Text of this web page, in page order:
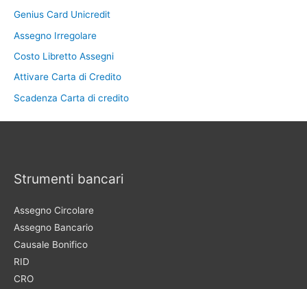
Genius Card Unicredit
Assegno Irregolare
Costo Libretto Assegni
Attivare Carta di Credito
Scadenza Carta di credito
Strumenti bancari
Assegno Circolare
Assegno Bancario
Causale Bonifico
RID
CRO